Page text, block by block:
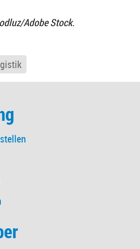
Adobe Stock.